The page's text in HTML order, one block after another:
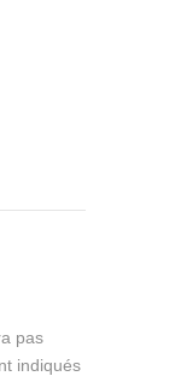
pas
indiqués